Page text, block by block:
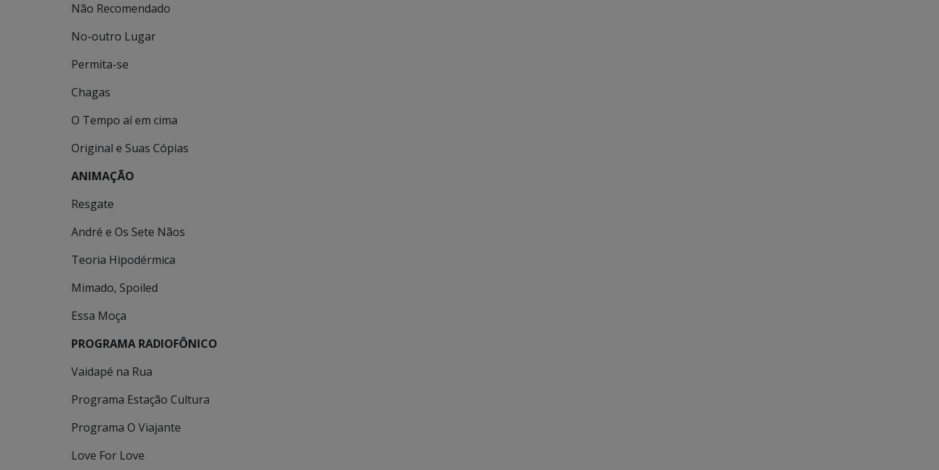
Não Recomendado
No-outro Lugar
Permita-se
Chagas
O Tempo aí em cima
Original e Suas Cópias
ANIMAÇÃO
Resgate
André e Os Sete Nãos
Teoria Hipodérmica
Mimado, Spoiled
Essa Moça
PROGRAMA RADIOFÔNICO
Vaidapé na Rua
Programa Estação Cultura
Programa O Viajante
Love For Love